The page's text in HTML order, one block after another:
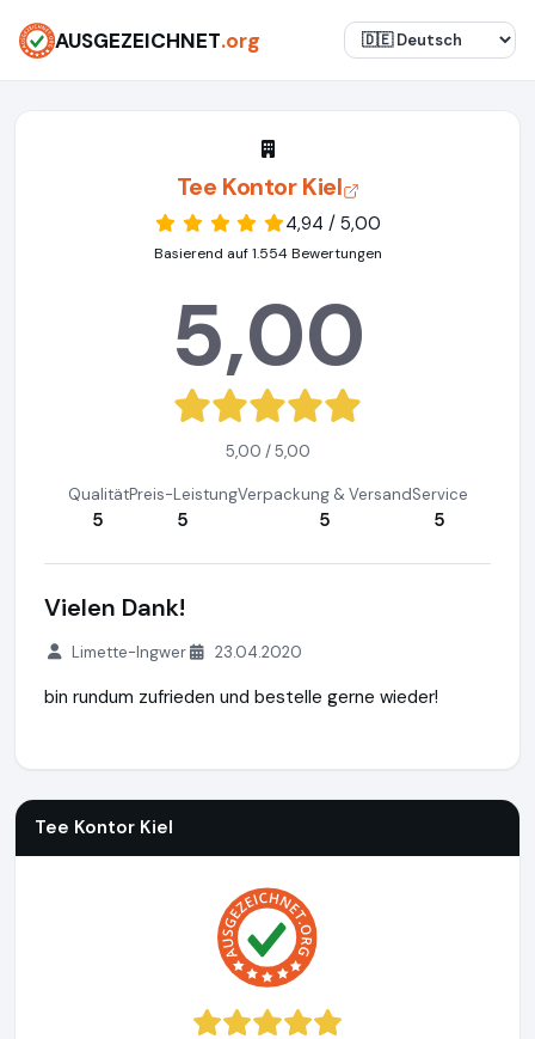
AUSGEZEICHNET.org
Tee Kontor Kiel
4,94 / 5,00
Basierend auf 1.554 Bewertungen
5,00
5,00 / 5,00
Qualität
5
Preis-Leistung
5
Verpackung & Versand
5
Service
5
Vielen Dank!
Limette-Ingwer 23.04.2020
bin rundum zufrieden und bestelle gerne wieder!
Tee Kontor Kiel